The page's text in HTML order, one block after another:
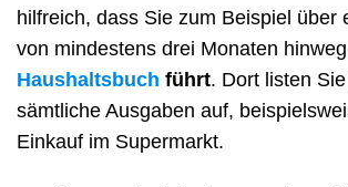
hilfreich, dass Sie zum Beispiel über
von mindestens drei Monaten
Haushaltsbuch führt. Dort listen
sämtliche Ausgaben auf,
Einkauf im Supermarkt.